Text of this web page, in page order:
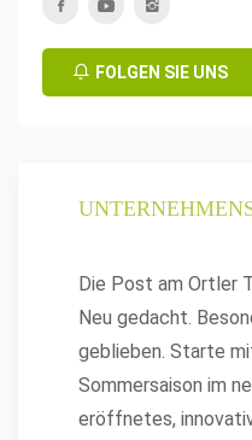
FOLGEN SIE UNS
Die Post am Ortler
Neu gedacht.
geblieben. Starte
Sommersaison im
eröffnetes,